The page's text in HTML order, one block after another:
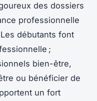
des dossiers
professionnelle
débutants font
;
bien-être,
ou bénéficier de
un fort